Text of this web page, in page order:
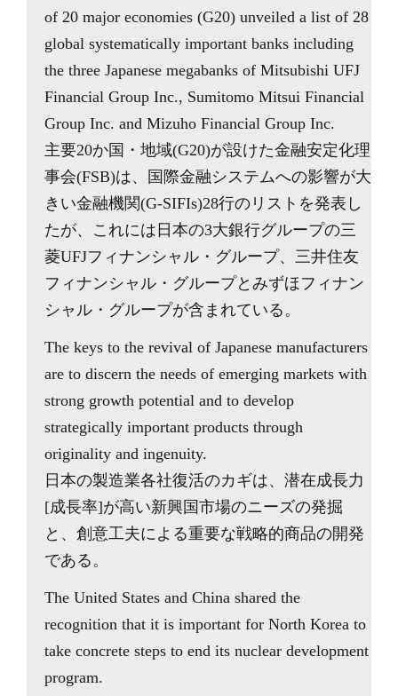
of 20 major economies (G20) unveiled a list of 28
global systematically important banks including
the three Japanese megabanks of Mitsubishi UFJ
Financial Group Inc., Sumitomo Mitsui Financial
Group Inc. and Mizuho Financial Group Inc.
主要20か国・地域(G20)が設けた金融安定化理
事会(FSB)は、国際金融システムへの影響が大
きい金融機関(G-SIFIs)28行のリストを発表し
たが、これには日本の3大銀行グループの三
菱UFJフィナンシャル・グループ、三井住友
フィナンシャル・グループとみずほフィナン
シャル・グループが含まれている。
The keys to the revival of Japanese manufacturers
are to discern the needs of emerging markets with
strong growth potential and to develop
strategically important products through
originality and ingenuity.
日本の製造業各社復活のカギは、潜在成長力
[成長率]が高い新興国市場のニーズの発掘
と、創意工夫による重要な戦略的商品の開発
である。
The United States and China shared the
recognition that it is important for North Korea to
take concrete steps to end its nuclear development
program.